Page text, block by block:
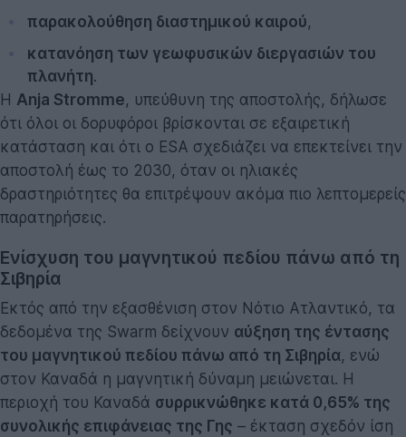
παρακολούθηση διαστημικού καιρού,
κατανόηση των γεωφυσικών διεργασιών του
πλανήτη.
Η Anja Stromme, υπεύθυνη της αποστολής, δήλωσε
ότι όλοι οι δορυφόροι βρίσκονται σε εξαιρετική
κατάσταση και ότι ο ESA σχεδιάζει να επεκτείνει την
αποστολή έως το 2030, όταν οι ηλιακές
δραστηριότητες θα επιτρέψουν ακόμα πιο λεπτομερείς
παρατηρήσεις.
Ενίσχυση του μαγνητικού πεδίου πάνω από τη
Σιβηρία
Εκτός από την εξασθένιση στον Νότιο Ατλαντικό, τα
δεδομένα της Swarm δείχνουν αύξηση της έντασης
του μαγνητικού πεδίου πάνω από τη Σιβηρία, ενώ
στον Καναδά η μαγνητική δύναμη μειώνεται. Η
περιοχή του Καναδά συρρικνώθηκε κατά 0,65% της
συνολικής επιφάνειας της Γης – έκταση σχεδόν ίση